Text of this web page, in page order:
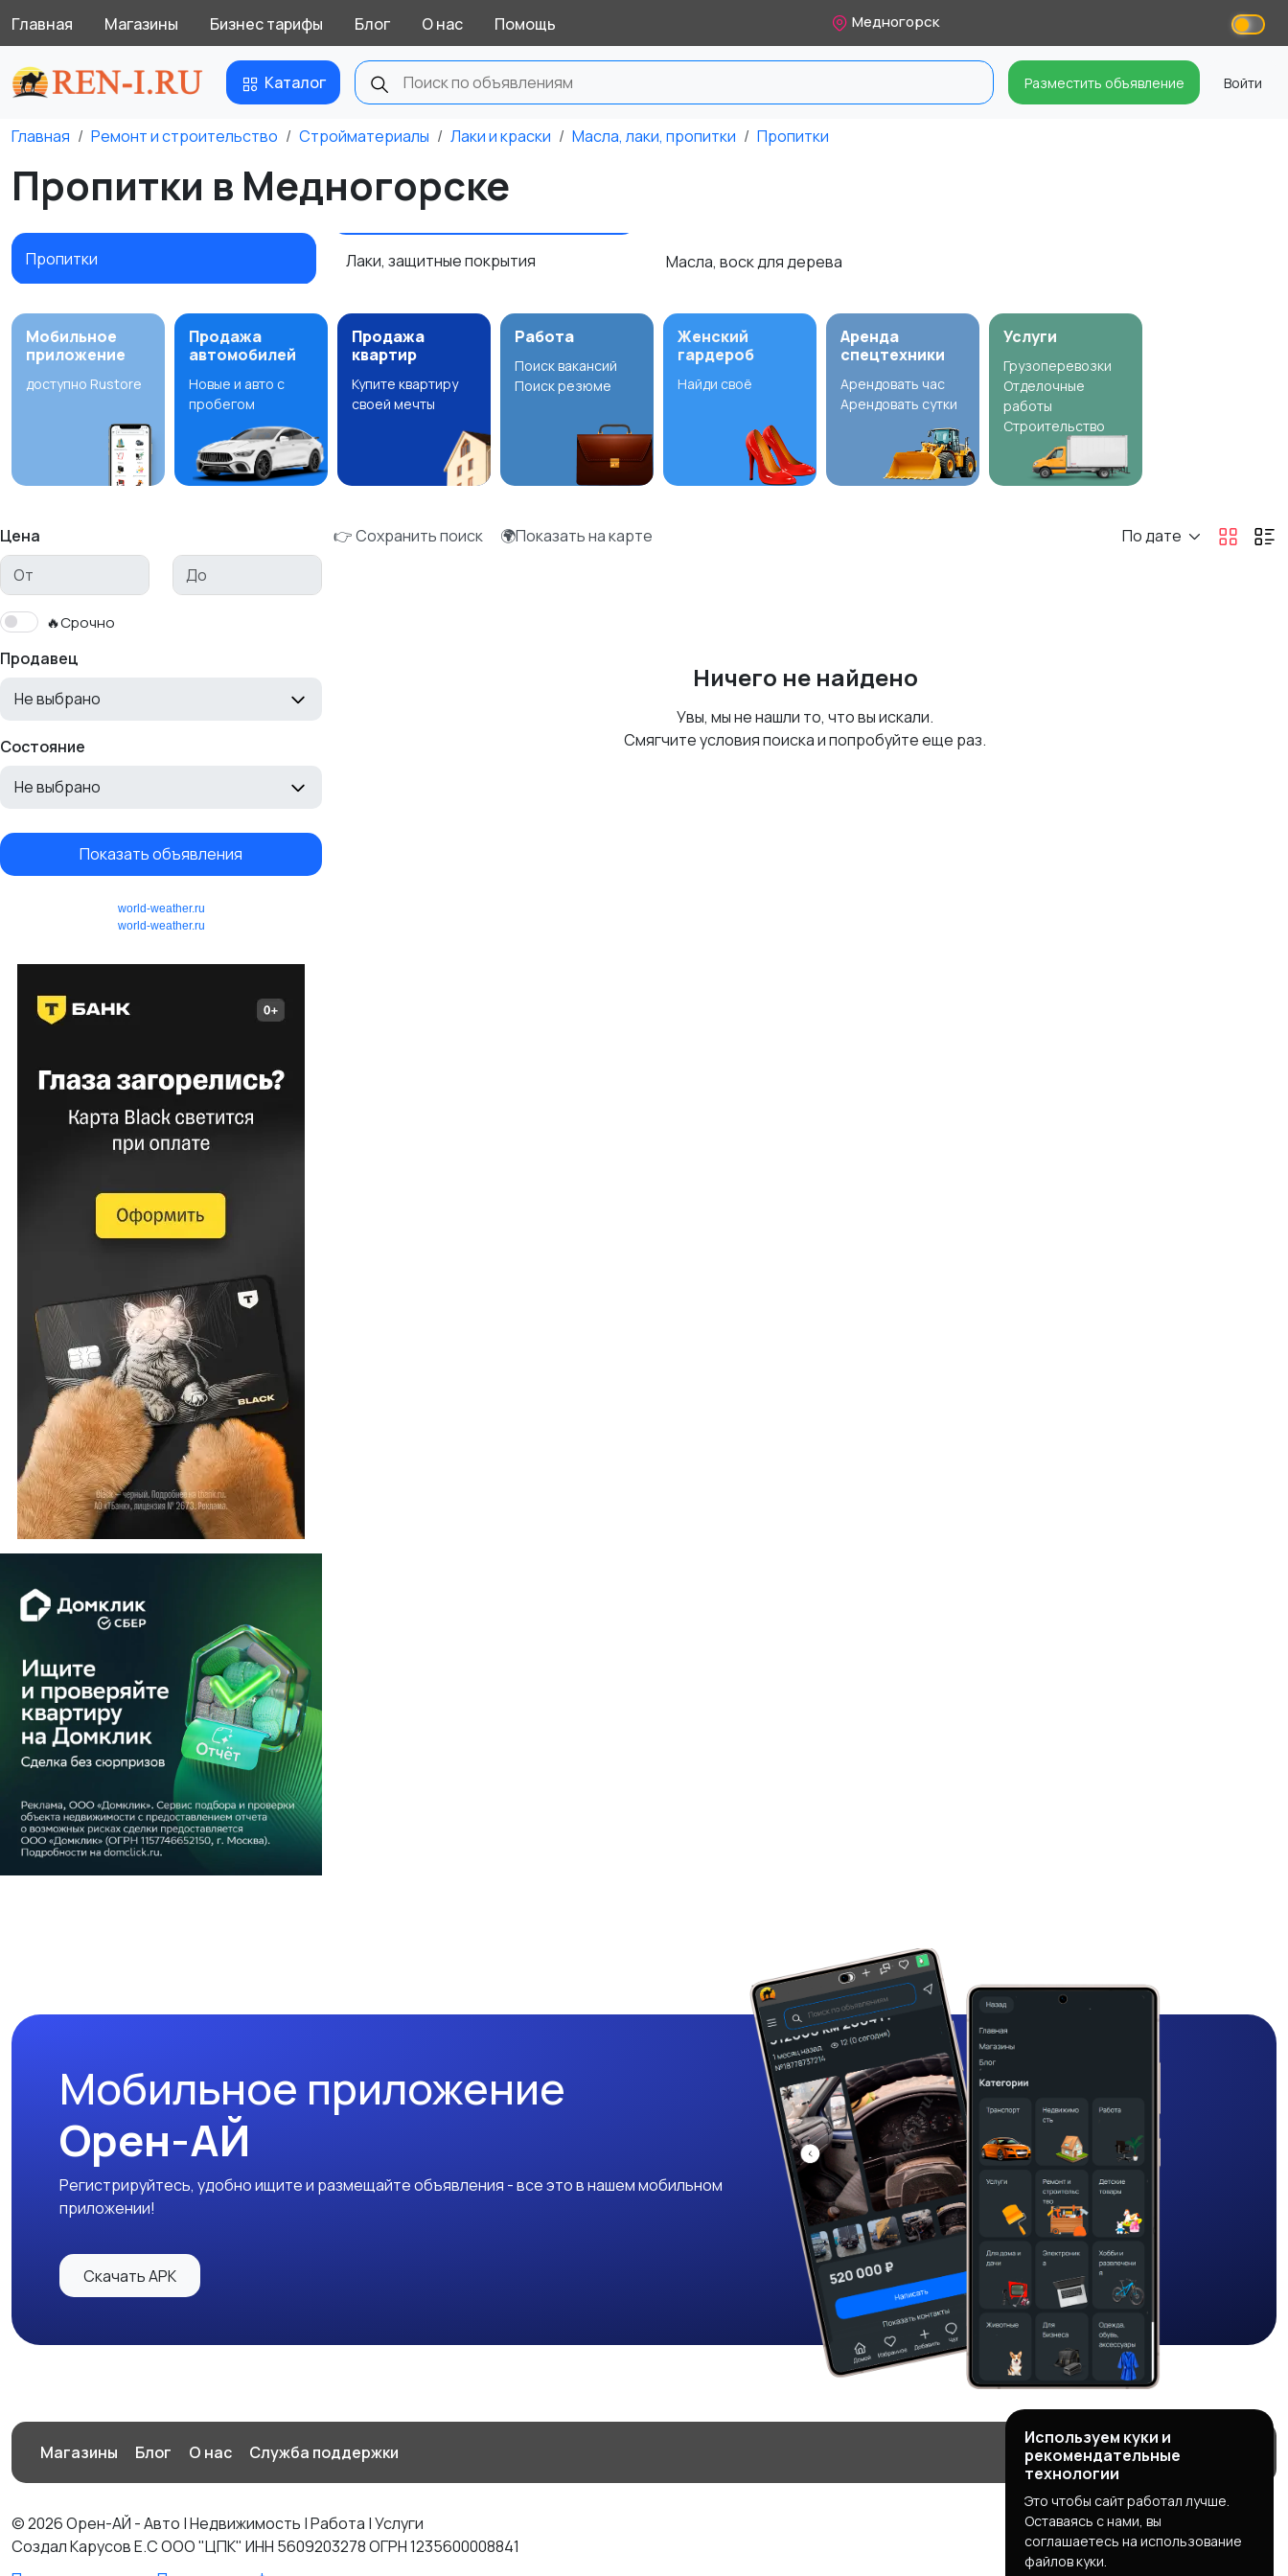
Главная Магазины Бизнес тарифы Блог О нас Помощь Медногорск
Каталог Разместить объявление Войти
Главная Ремонт и строительство Стройматериалы Лаки и краски Масла, лаки, пропитки Пропитки
Пропитки в Медногорске
Пропитки Лаки, защитные покрытия Масла, воск для дерева
Мобильное
приложение
доступно Rustore
Продажа
автомобилей
Новые и авто с
пробегом
Продажа
квартир
Купите квартиру
своей мечты
Работа
Поиск вакансий
Поиск резюме
Женский
гардероб
Найди своё
Аренда
спецтехники
Арендовать час
Арендовать сутки
Услуги
Грузоперевозки
Отделочные
работы
Строительство
Цена
🔥Срочно
Продавец
Не выбрано
Состояние
Не выбрано
Показать объявления
world-weather.ru
world-weather.ru
👉 Сохранить поиск 🌍Показать на карте По дате
Ничего не найдено
Увы, мы не нашли то, что вы искали.
Смягчите условия поиска и попробуйте еще раз.
Мобильное приложение
Орен-АЙ
Регистрируйтесь, удобно ищите и размещайте объявления - все это в нашем мобильном
приложении!
Скачать APK
Магазины Блог О нас Служба поддержки
© 2026 Орен-АЙ - Авто | Недвижимость | Работа | Услуги
Создал Карусов Е.С ООО "ЦПК" ИНН 5609203278 ОГРН 1235600008841
Используем куки и
рекомендательные
технологии
Это чтобы сайт работал лучше.
Оставаясь с нами, вы
соглашаетесь на использование
файлов куки.